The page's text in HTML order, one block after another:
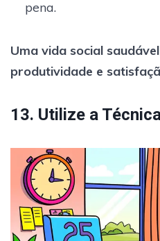
pena.
Uma vida social
produtividade e
13. Utilize a